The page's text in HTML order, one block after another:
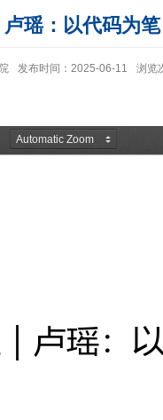
卢瑶：以代码为
发布时间：2025-06-11 浏览